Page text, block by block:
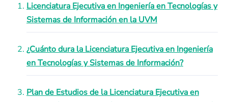
Licenciatura Ejecutiva en Ingeniería en Tecnologías y
Sistemas de Información en la UVM
¿Cuánto dura la Licenciatura Ejecutiva en Ingeniería
en Tecnologías y Sistemas de Información?
Plan de Estudios de la Licenciatura Ejecutiva en